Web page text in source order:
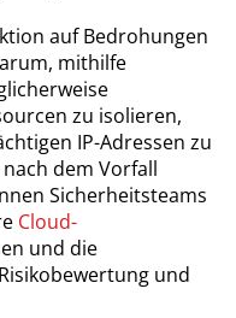
auf Bedrohungen
mithilfe
zu isolieren,
IP-Adressen zu
dem Vorfall
Sicherheitsteams
Cloud-
und die
und